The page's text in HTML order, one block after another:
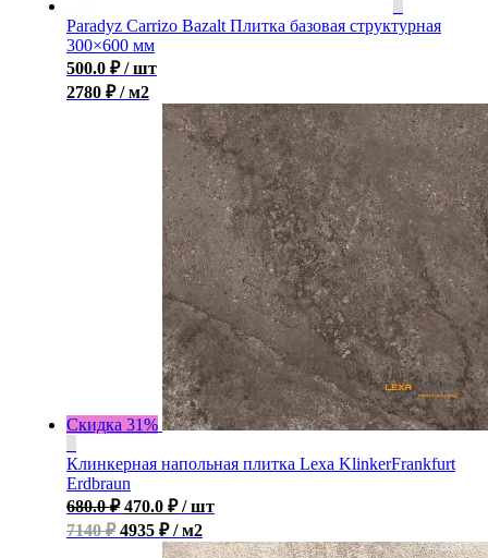
Paradyz Carrizo Bazalt Плитка базовая структурная
300×600 мм
500.0 ₽ / шт
2780 ₽ / м2
Скидка 31%
Клинкерная напольная плитка Lexa KlinkerFrankfurt
Erdbraun
680.0₽ 470.0 ₽ / шт
7140 ₽4935 ₽ / м2